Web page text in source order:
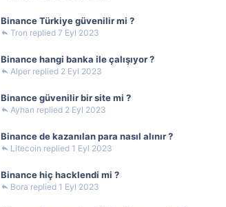
Binance Türkiye güvenilir mi ?
7 Eyl 2023
Tron
Binance hangi banka ile çalışıyor ?
2 Eyl 2023
Alper
Binance güvenilir bir site mi ?
2 Eyl 2023
Ayhan
Binance de kazanılan para nasıl alınır ?
1 Eyl 2023
Litecoin
Binance hiç hacklendi mi ?
1 Eyl 2023
Bora